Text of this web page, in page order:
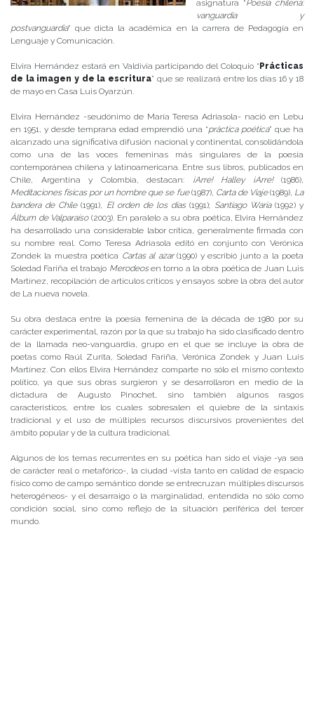
asignatura “Poesía chilena:
vanguardia y
postvanguardia” que dicta la académica en la carrera de Pedagogía en
Lenguaje y Comunicación.
Elvira Hernández estará en Valdivia participando del Coloquio “ Prácticas
de la imagen y de la escritura” que se realizará entre los días 16 y 18
de mayo en Casa Luis Oyarzún.
Elvira Hernández -seudónimo de María Teresa Adriasola- nació en Lebu
en 1951, y desde temprana edad emprendió una “práctica poética” que ha
alcanzado una significativa difusión nacional y continental, consolidándola
como una de las voces femeninas más singulares de la poesía
contemporánea chilena y latinoamericana. Entre sus libros, publicados en
Chile, Argentina y Colombia, destacan:
¡Arre! Halley ¡Arre!(1986),
Meditaciones físicas por un hombre que se fue(1987), Carta de Viaje(1989), La
bandera de Chile(1991), El orden de los días(1991); Santiago Waria(1992) y
Álbum de Valparaíso(2003). En paralelo a su obra poética, Elvira Hernández
ha desarrollado una considerable labor crítica, generalmente firmada con
su nombre real. Como Teresa Adriasola editó en conjunto con Verónica
Zondek la muestra poética Cartas al azar(1990) y escribió junto a la poeta
Soledad Fariña el trabajo Merodeosen torno a la obra poética de Juan Luis
Martínez, recopilación de artículos críticos y ensayos sobre la obra del autor
de La nueva novela.
Su obra destaca entre la poesía femenina de la década de 1980 por su
carácter experimental, razón por la que su trabajo ha sido clasificado dentro
de la llamada neo-vanguardia, grupo en el que se incluye la obra de
poetas como Raúl Zurita, Soledad Fariña, Verónica Zondek y Juan Luis
Martínez. Con ellos Elvira Hernández comparte no sólo el mismo contexto
político, ya que sus obras surgieron y se desarrollaron en medio de la
dictadura de Augusto Pinochet, sino también algunos rasgos
característicos, entre los cuales sobresalen el quiebre de la sintaxis
tradicional y el uso de múltiples recursos discursivos provenientes del
ámbito popular y de la cultura tradicional.
Algunos de los temas recurrentes en su poética han sido el viaje -ya sea
de carácter real o metafórico-, la ciudad -vista tanto en calidad de espacio
físico como de campo semántico donde se entrecruzan múltiples discursos
heterogéneos- y el desarraigo o la marginalidad, entendida no sólo como
condición social, sino como reflejo de la situación periférica del tercer
mundo.